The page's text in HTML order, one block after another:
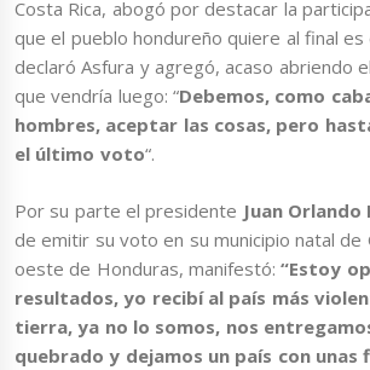
Costa Rica, abogó por destacar la
que el pueblo hondureño quiere al final es
declaró Asfura y agregó, acaso abriendo
que vendría luego: “Debemos, como
hombres, aceptar las cosas, pero
el último voto“.
Por su parte el presidente Juan Orlando
de emitir su voto en su municipio natal de
oeste de Honduras, manifestó:“Estoy
resultados, yo recibí al país más
tierra, ya no lo somos, nos
quebrado y dejamos un país con unas